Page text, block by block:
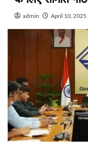
admin April 10, 2025